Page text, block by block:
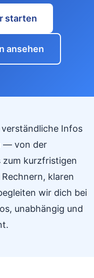
starten
ansehen
Infos
— von der
zum kurzfristigen
klaren
wir dich bei
unabhängig und